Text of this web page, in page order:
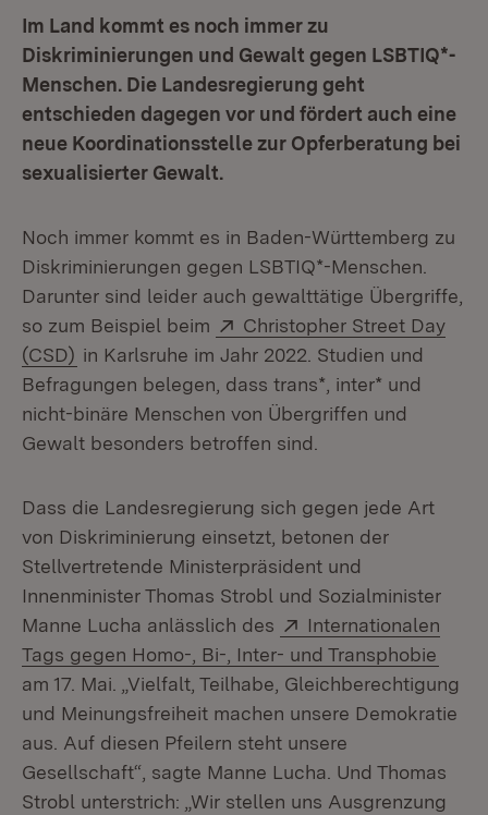
Im Land kommt es noch immer zu
Diskriminierungen und Gewalt gegen LSBTIQ*-
Menschen. Die Landesregierung geht
entschieden dagegen vor und fördert auch eine
neue Koordinationsstelle zur Opferberatung bei
sexualisierter Gewalt.
Noch immer kommt es in Baden-Württemberg zu
Diskriminierungen gegen LSBTIQ*-Menschen.
Darunter sind leider auch gewalttätige Übergriffe,
so zum Beispiel beim
Extern:
Christopher Street Day
(CSD) (Öffnet in neuem Fenster)
in Karlsruhe im Jahr 2022. Studien und
Befragungen belegen, dass trans*, inter* und
nicht-binäre Menschen von Übergriffen und
Gewalt besonders betroffen sind.
Dass die Landesregierung sich gegen jede Art
von Diskriminierung einsetzt, betonen der
Stellvertretende Ministerpräsident und
Innenminister Thomas Strobl und Sozialminister
Manne Lucha anlässlich des
Extern:
Internationalen
Tags gegen Homo-, Bi-, Inter- und Transphobie
am 17. Mai. „Vielfalt, Teilhabe, Gleichberechtigung
und Meinungsfreiheit machen unsere Demokratie
aus. Auf diesen Pfeilern steht unsere
Gesellschaft“, sagte Manne Lucha. Und Thomas
Strobl unterstrich: „Wir stellen uns Ausgrenzung